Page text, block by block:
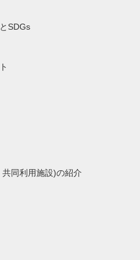
SDGs
同利用施設)の紹介